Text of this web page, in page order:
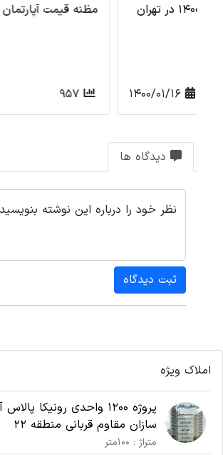
مظنه قیمت آپارتمان های نوساز در
957
دیدگاه ها
نظر خود را درباره این نوشته بنویسید
ثبت دیدگاه
املاک ویژه
پروژه 1200 واحدی رونیکا
سازان مقاوم قربانی منطقه 22
متراژ : 100متر